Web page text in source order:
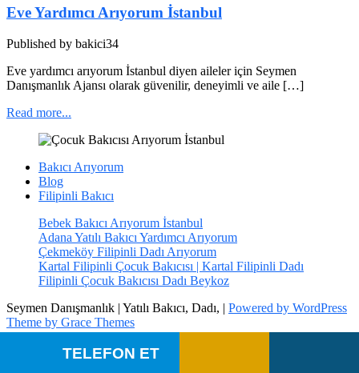
Eve Yardımcı Arıyorum İstanbul
Published by bakici34
Eve yardımcı arıyorum İstanbul diyen aileler için Seymen
Danışmanlık Ajansı olarak güvenilir, deneyimli ve aile […]
Read more...
Bakıcı Arıyorum
Blog
Filipinli Bakıcı
Bebek Bakıcı Arıyorum İstanbul
Adana Yatılı Bakıcı Yardımcı Arıyorum
Çekmeköy Filipinli Dadı Arıyorum
Kartal Filipinli Çocuk Bakıcısı | Kartal Filipinli Dadı
Filipinli Çocuk Bakıcısı Dadı Beykoz
Seymen Danışmanlık | Yatılı Bakıcı, Dadı, | Powered by WordPress
Theme by Grace Themes
TELEFON ET